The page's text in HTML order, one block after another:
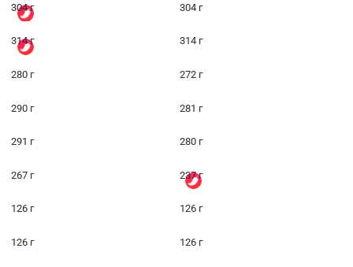
304 г 304 г
314 г 314 г
280 г 272 г
290 г 281 г
291 г 280 г
267 г 237 г
126 г 126 г
126 г 126 г